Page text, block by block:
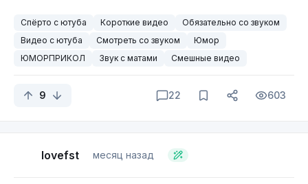
Спёрто с ютуба Короткие видео
Обязательно со звуком
Видео с ютуба
Смотреть со звуком
Юмор
ЮМОРПРИКОЛ
Звук с матами Смешные видео
9 22 603
lovefst месяц назад